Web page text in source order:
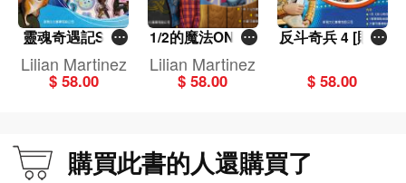
靈魂奇遇記SOU
L [貼紙遊戲套裝]
Lilian Martinez
$ 58.00
1/2的魔法ONWA
RD [貼紙遊戲套
裝]
Lilian Martinez
$ 58.00
反斗奇兵 4 [貼紙
$ 58.00
購買此書的人還購買了